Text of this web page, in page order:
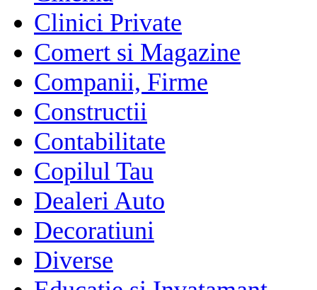
Clinici Private
Comert si Magazine
Companii, Firme
Constructii
Contabilitate
Copilul Tau
Dealeri Auto
Decoratiuni
Diverse